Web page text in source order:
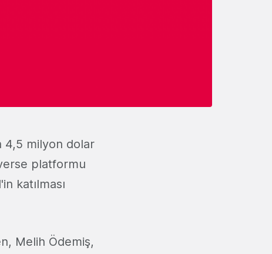
4,5 milyon dolar
platformu
katılması
Melih Ödemiş,